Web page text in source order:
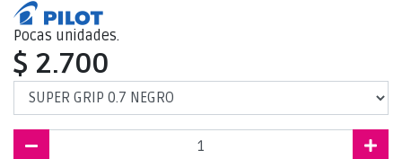
Pocas unidades.
$ 2.700